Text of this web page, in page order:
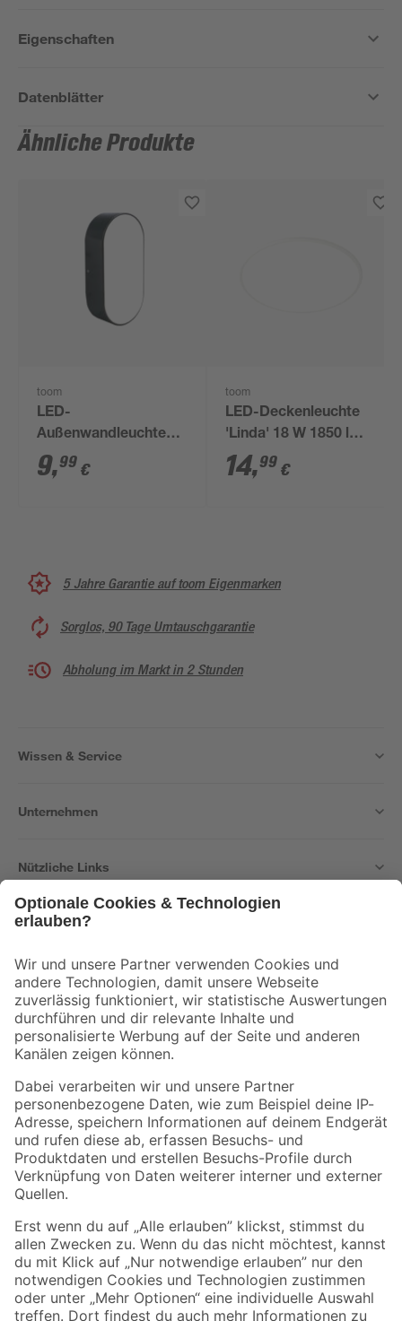
Eigenschaften
Datenblätter
Ähnliche Produkte
toom
LED-
Außenwandleuchte
'Istanbul' 10 W
neutralweiß IP 44 5,6
9,99 €
toom
LED-Deckenleuchte
'Linda' 18 W 1850 lm
warmweiß Ø 33 x 5,6
cm
14,99 €
5 Jahre Garantie auf toom Eigenmarken
Sorglos, 90 Tage Umtauschgarantie
Abholung im Markt in 2 Stunden
Wissen & Service
Unternehmen
Nützliche Links
Der toom Newsletter: Keine Angebote und Aktionen mehr verpassen!
Zur Newsletter Anmeldung
Folge uns
Zahlungsarten Versandarten
Sicher einkaufen
Jetzt die toom-App herunterladen